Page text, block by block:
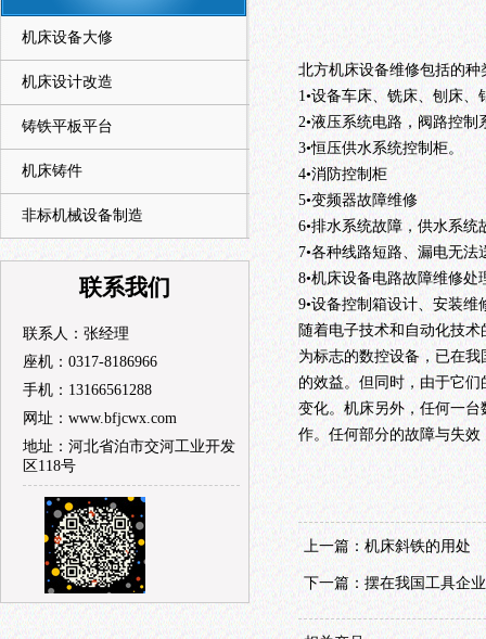
机床设备大修
机床设计改造
铸铁平板平台
机床铸件
非标机械设备制造
联系我们
联系人：张经理
座机：0317-8186966
手机：13166561288
网址：www.bfjcwx.com
地址：河北省泊市交河工业开发
区118号
北方机床设备维修包括的种
1•设备车床、铣床、刨床
2•液压系统电路，阀路控制
3•恒压供水系统控制柜。
4•消防控制柜
5•变频器故障维修
6•排水系统故障，供水系统
7•各种线路短路、漏电无法
8•机床设备电路故障维修处
9•设备控制箱设计、安装维
随着电子技术和自动化技
为标志的数控设备，已在
的效益。但同时，由于它
变化。机床另外，任何一
作。任何部分的故障与失
上一篇： 机床斜铁的用处
下一篇： 摆在我国工具企